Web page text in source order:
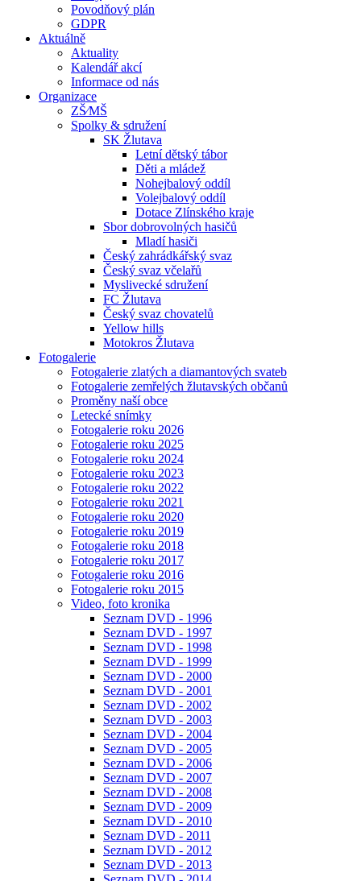
Povodňový plán
GDPR
Aktuálně
Aktuality
Kalendář akcí
Informace od nás
Organizace
ZŠ⁄MŠ
Spolky & sdružení
SK Žlutava
Letní dětský tábor
Děti a mládež
Nohejbalový oddíl
Volejbalový oddíl
Dotace Zlínského kraje
Sbor dobrovolných hasičů
Mladí hasiči
Český zahrádkářský svaz
Český svaz včelařů
Myslivecké sdružení
FC Žlutava
Český svaz chovatelů
Yellow hills
Motokros Žlutava
Fotogalerie
Fotogalerie zlatých a diamantových svateb
Fotogalerie zemřelých žlutavských občanů
Proměny naší obce
Letecké snímky
Fotogalerie roku 2026
Fotogalerie roku 2025
Fotogalerie roku 2024
Fotogalerie roku 2023
Fotogalerie roku 2022
Fotogalerie roku 2021
Fotogalerie roku 2020
Fotogalerie roku 2019
Fotogalerie roku 2018
Fotogalerie roku 2017
Fotogalerie roku 2016
Fotogalerie roku 2015
Video, foto kronika
Seznam DVD - 1996
Seznam DVD - 1997
Seznam DVD - 1998
Seznam DVD - 1999
Seznam DVD - 2000
Seznam DVD - 2001
Seznam DVD - 2002
Seznam DVD - 2003
Seznam DVD - 2004
Seznam DVD - 2005
Seznam DVD - 2006
Seznam DVD - 2007
Seznam DVD - 2008
Seznam DVD - 2009
Seznam DVD - 2010
Seznam DVD - 2011
Seznam DVD - 2012
Seznam DVD - 2013